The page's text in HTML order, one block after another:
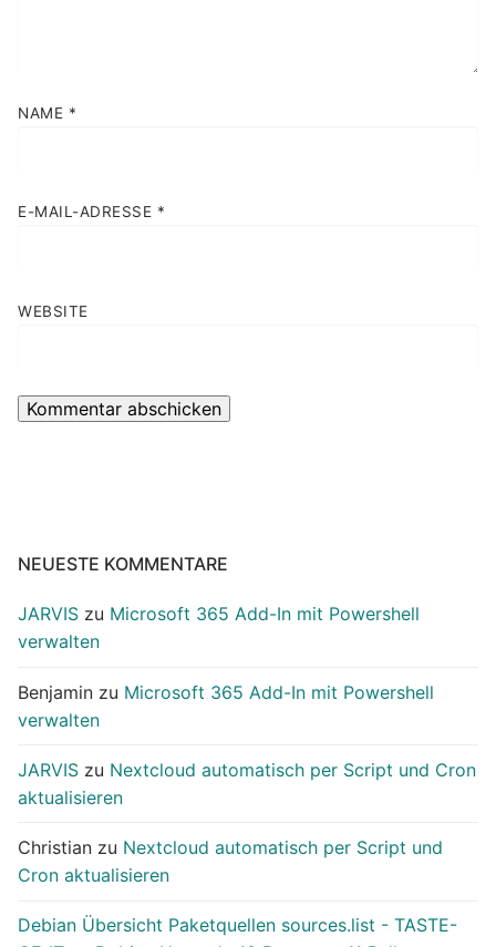
NAME *
E-MAIL-ADRESSE *
WEBSITE
NEUESTE KOMMENTARE
JARVIS zu Microsoft 365 Add-In mit Powershell
verwalten
Benjamin zu Microsoft 365 Add-In mit Powershell
verwalten
JARVIS zu Nextcloud automatisch per Script und Cron
aktualisieren
Christian zu Nextcloud automatisch per Script und
Cron aktualisieren
Debian Übersicht Paketquellen sources.list - TASTE-